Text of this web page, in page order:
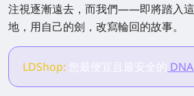
注視逐漸遠去，而我們——即將踏入
地，用自己的劍，改寫輪回的故事。
LDShop: 您最便宜且最安全的